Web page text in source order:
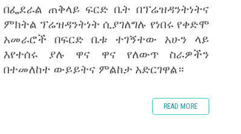
በፌደራል ጠቅላይ ፍርድ ቤት በፕሬዝዳንትነትና
ምክትል ፕሬዝዳንትነት ሲያገለግሉ የነበሩ የቀድሞ
አመራሮች በፍርድ ቤቱ ተገኝተው አሁን ላይ
እየተሰሩ ያሉ ዋና ዋና የለውጥ ስራዎችን
በተመለከተ ውይይትና ምልከታ አድርገዋል።
READ MORE